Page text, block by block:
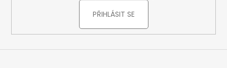
PŘIHLÁSIT SE